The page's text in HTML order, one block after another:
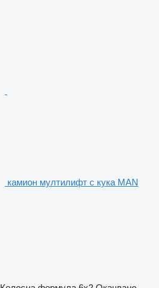
камион мултилифт с кука MAN